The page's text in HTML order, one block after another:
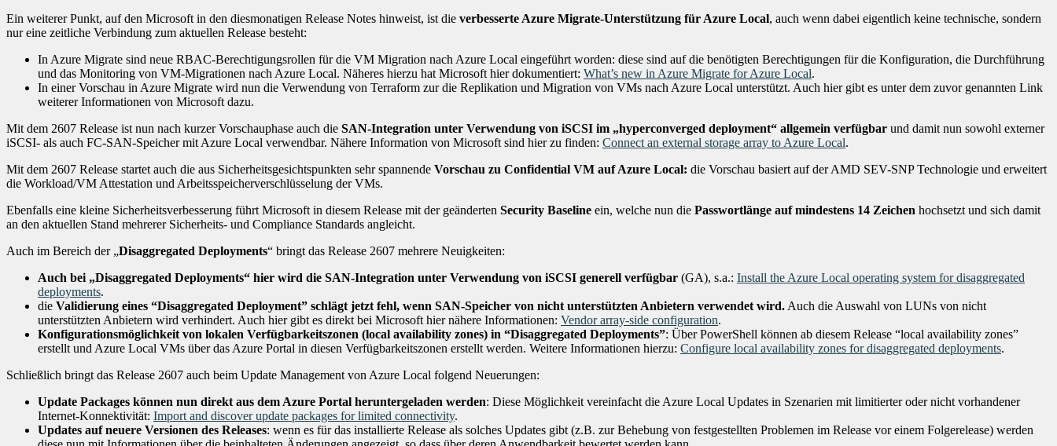
Ein weiterer Punkt, auf den Microsoft in den diesmonatigen Release Notes hinweist, ist die verbesserte Azure Migrate-Unterstützung für Azure Local, auch wenn dabei eigentlich keine technische, sondern
nur eine zeitliche Verbindung zum aktuellen Release besteht:
In Azure Migrate sind neue RBAC-Berechtigungsrollen für die VM Migration nach Azure Local eingeführt worden: diese sind auf die benötigten Berechtigungen für die Konfiguration, die Durchführung
und das Monitoring von VM-Migrationen nach Azure Local. Näheres hierzu hat Microsoft hier dokumentiert: What’s new in Azure Migrate for Azure Local.
In einer Vorschau in Azure Migrate wird nun die Verwendung von Terraform zur die Replikation und Migration von VMs nach Azure Local unterstützt. Auch hier gibt es unter dem zuvor genannten Link
weiterer Informationen von Microsoft dazu.
Mit dem 2607 Release ist nun nach kurzer Vorschauphase auch die SAN-Integration unter Verwendung von iSCSI im „hyperconverged deployment“ allgemein verfügbar und damit nun sowohl externer
iSCSI- als auch FC-SAN-Speicher mit Azure Local verwendbar. Nähere Information von Microsoft sind hier zu finden: Connect an external storage array to Azure Local.
Mit dem 2607 Release startet auch die aus Sicherheitsgesichtspunkten sehr spannende Vorschau zu Confidential VM auf Azure Local: die Vorschau basiert auf der AMD SEV-SNP Technologie und erweitert
die Workload/VM Attestation und Arbeitsspeicherverschlüsselung der VMs.
Ebenfalls eine kleine Sicherheitsverbesserung führt Microsoft in diesem Release mit der geänderten Security Baseline ein, welche nun die Passwortlänge auf mindestens 14 Zeichen hochsetzt und sich damit
an den aktuellen Stand mehrerer Sicherheits- und Compliance Standards angleicht.
Auch im Bereich der „Disaggregated Deployments“ bringt das Release 2607 mehrere Neuigkeiten:
Auch bei „Disaggregated Deployments“ hier wird die SAN-Integration unter Verwendung von iSCSI generell verfügbar (GA), s.a.: Install the Azure Local operating system for disaggregated
deployments.
die Validierung eines “Disaggregated Deployment” schlägt jetzt fehl, wenn SAN-Speicher von nicht unterstützten Anbietern verwendet wird. Auch die Auswahl von LUNs von nicht
unterstützten Anbietern wird verhindert. Auch hier gibt es direkt bei Microsoft hier nähere Informationen: Vendor array-side configuration.
Konfigurationsmöglichkeit von lokalen Verfügbarkeitszonen (local availability zones) in “Disaggregated Deployments”: Über PowerShell können ab diesem Release “local availability zones”
erstellt und Azure Local VMs über das Azure Portal in diesen Verfügbarkeitszonen erstellt werden. Weitere Informationen hierzu: Configure local availability zones for disaggregated deployments.
Schließlich bringt das Release 2607 auch beim Update Management von Azure Local folgend Neuerungen:
Update Packages können nun direkt aus dem Azure Portal heruntergeladen werden: Diese Möglichkeit vereinfacht die Azure Local Updates in Szenarien mit limitierter oder nicht vorhandener
Internet-Konnektivität: Import and discover update packages for limited connectivity.
Updates auf neuere Versionen des Releases: wenn es für das installierte Release als solches Updates gibt (z.B. zur Behebung von festgestellten Problemen im Release vor einem Folgerelease) werden